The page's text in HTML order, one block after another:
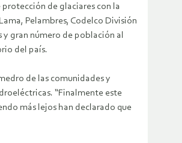
de glaciares con la
Pelambres, Codelco División
gran número de población al
del país.
de las comunidades y
“Finalmente este
más lejos han declarado que